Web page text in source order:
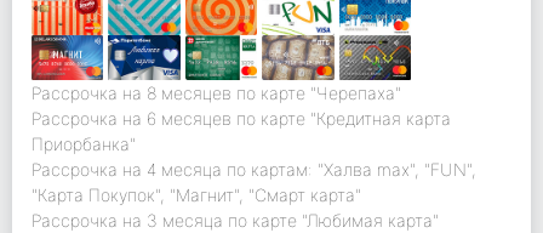
Рассрочка на 8 месяцев по карте "Черепаха"
Рассрочка на 6 месяцев по карте "Кредитная карта
Приорбанка"
Рассрочка на 4 месяца по картам: "Халва max", "FUN",
"Карта Покупок", "Магнит", "Смарт карта"
Рассрочка на 3 месяца по карте "Любимая карта"